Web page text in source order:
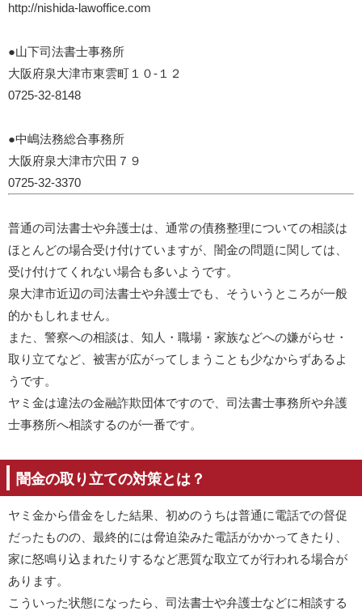
http://nishida-lawoffice.com
●山下司法書士事務所
大阪府泉大津市東雲町１０-１２
0725-32-8148
●中嶋法務総合事務所
大阪府泉大津市穴田７９
0725-32-3370
普通の司法書士や弁護士は、通常の債務整理についての相談は
ほとんどの場合受け付けていますが、闇金の問題に関しては、
受け付けてくれない場合も多いようです。
泉大津市近辺の司法書士や弁護士でも、そういうところが一般
的かもしれません。
また、警察への相談は、知人・職場・家族などへの嫌がらせ・
取り立てなど、被害が広がってしまうことも少なからずあるよ
うです。
ヤミ金は違法の金融詐欺団体ですので、司法書士事務所や弁護
士事務所へ相談するのが一番です。
闇金の取り立ての対策とは？
ヤミ金から借金をした結果、初めのうちは普通に電話での督促
だったものの、最終的には脅迫染みた電話がかかってきたり、
家に怒鳴り込まれたりするなど悪質な取立てが行われる場合が
あります。
こういった状態になったら、司法書士や弁護士などに相談する